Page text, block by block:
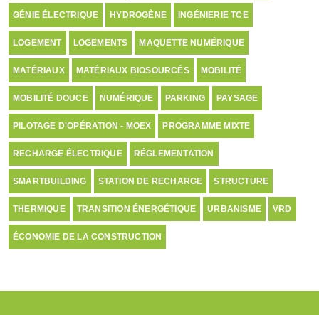
GÉNIE ÉLECTRIQUE HYDROGÈNE INGÉNIERIE TCE
LOGEMENT LOGEMENTS MAQUETTE NUMÉRIQUE
MATÉRIAUX MATÉRIAUX BIOSOURCÉS MOBILITÉ
MOBILITÉ DOUCE NUMÉRIQUE PARKING PAYSAGE
PILOTAGE D'OPÉRATION - MOEX PROGRAMME MIXTE
RECHARGE ÉLECTRIQUE RÉGLEMENTATION
SMARTBUILDING STATION DE RECHARGE STRUCTURE
THERMIQUE TRANSITION ÉNERGÉTIQUE URBANISME VRD
ÉCONOMIE DE LA CONSTRUCTION